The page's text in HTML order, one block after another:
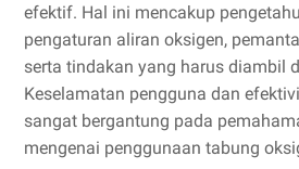
efektif. Hal ini mencakup
pengaturan aliran oksigen,
serta tindakan yang harus diambil
Keselamatan pengguna dan
sangat bergantung pada
mengenai penggunaan tabung